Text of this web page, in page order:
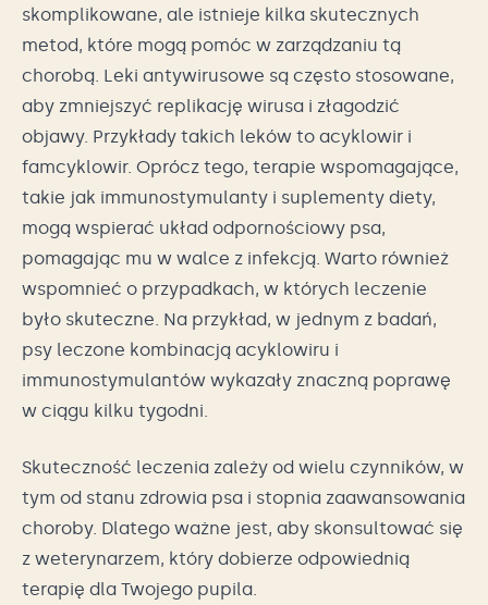
skomplikowane, ale istnieje kilka skutecznych
metod, które mogą pomóc w zarządzaniu tą
chorobą. Leki antywirusowe są często stosowane,
aby zmniejszyć replikację wirusa i złagodzić
objawy. Przykłady takich leków to acyklowir i
famcyklowir. Oprócz tego, terapie wspomagające,
takie jak immunostymulanty i suplementy diety,
mogą wspierać układ odpornościowy psa,
pomagając mu w walce z infekcją. Warto również
wspomnieć o przypadkach, w których leczenie
było skuteczne. Na przykład, w jednym z badań,
psy leczone kombinacją acyklowiru i
immunostymulantów wykazały znaczną poprawę
w ciągu kilku tygodni.
Skuteczność leczenia zależy od wielu czynników, w
tym od stanu zdrowia psa i stopnia zaawansowania
choroby. Dlatego ważne jest, aby skonsultować się
z weterynarzem, który dobierze odpowiednią
terapię dla Twojego pupila.